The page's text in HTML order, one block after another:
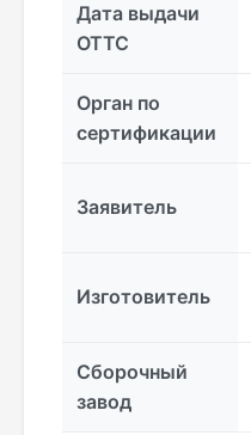
Дата выдачи
ОТТС
Орган по
сертификации
Заявитель
Изготовитель
Сборочный
завод